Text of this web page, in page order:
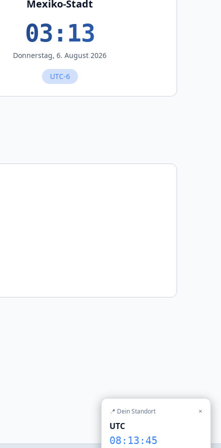
Mexiko-Stadt
03:13
Donnerstag, 6. August 2026
UTC-6
📍 Dein Standort ×
UTC
08:13:45